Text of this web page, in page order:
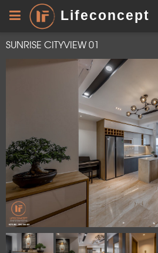
Lifeconcept
SUNRISE CITYVIEW 01